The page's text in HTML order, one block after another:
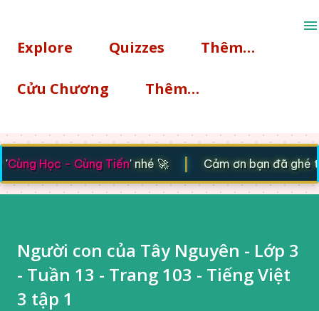
Explore Quizzes Thêm…
Cửu Chương Thêm…
Học - Cùng Tiến' nhé 🚀 Cảm ơn bạn đã ghé
Người con của Tây Nguyên - Lớp 3
- Tuần 13 - Trang 103 - Tiếng Việt
3 tập 1